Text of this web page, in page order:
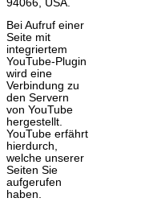
94066, USA.
Bei Aufruf einer
Seite mit
integriertem
YouTube-Plugin
wird eine
Verbindung zu
den Servern
von YouTube
hergestellt.
YouTube erfährt
hierdurch,
welche unserer
Seiten Sie
aufgerufen
haben.